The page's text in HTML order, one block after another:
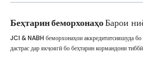
Беҳтарин беморхонаҳоБарои
JCI & NABH беморхонаҳои аккредитатсияшуда
дастрас дар якҷоягӣ бо беҳтарин кормандони